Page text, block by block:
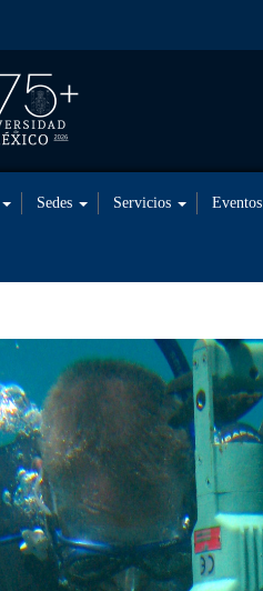
Sedes Servicios Eventos